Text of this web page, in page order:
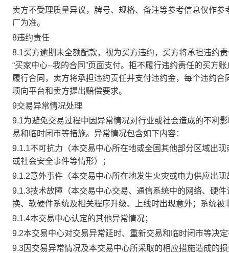
卖方不受理质量异议，牌号、规格、备注等参考信息仅作
厂为准。
8违约责任
8.1买方逾期未全额配款，视为买方违约，买方将承担违约
“买家中心--我的合同”页面支付。拒不履行违约责任的买方
履行合同，卖方将承担违约责任并支付违约金，每个违约
项向平台和卖方提出赔偿要求。
9交易异常情况处理
9.1为避免交易过程中因异常情况对行业或社会造成的不利
易和临时闭市等措施。异常情况包含如下内容：
9.1.1不可抗力（本交易中心所在地或全国其他部分区域出
或社会安全事件等情形）；
9.1.2意外事件（本交易中心所在地发生火灾或电力供应出
9.1.3技术故障（本交易中心交易、通信系统中的网络、硬
换、软硬件系统及相关程序升级、上线时出现意外；系统
9.1.4本交易中心认定的其他异常情况；
9.2本交易中心对交易异常延时、重新交易和临时闭市等决
9.3因交易异常情况及本交易中心所采取的相应措施造成的